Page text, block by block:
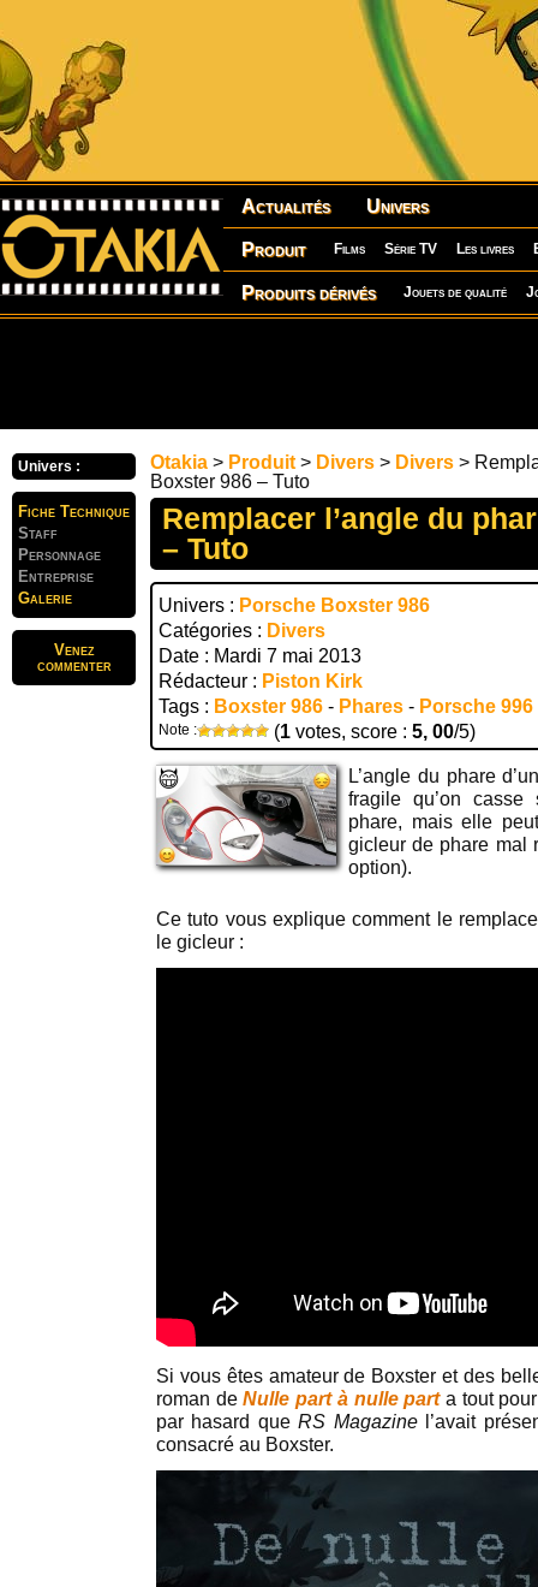
Actualités Univers
Produit Films Série TV Les livres
Produits dérivés Jouets de qualité
Univers :
Fiche Technique
Staff
Personnage
Entreprise
Galerie
Venez
commenter
Otakia > Produit > Divers > Divers >
Boxster 986 – Tuto
Remplacer l’angle du
– Tuto
Univers : Porsche Boxster 986
Catégories : Divers
Date : Mardi 7 mai 2013
Rédacteur : Piston Kirk
Tags : Boxster 986 - Phares - Porsche 996
Note : (1 votes, score : 5, 00/5)
L’angle du phare
fragile qu’on
phare, mais elle
gicleur de phare mal
option).
Ce tuto vous explique comment le
le gicleur :
Si vous êtes amateur de Boxster et des
roman deNulle part à nulle parta tout pour
par hasard queRS Magazinel’avait
consacré au Boxster.